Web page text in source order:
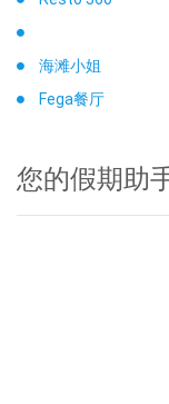
海滩小姐
Fega餐厅
您的假期助